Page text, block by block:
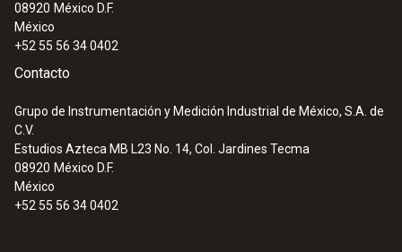
08920 México D.F.
México
+52 55 56 34 0402
Contacto
Grupo de Instrumentación y Medición Industrial de México, S.A. de
C.V.
Estudios Azteca MB L23 No. 14, Col. Jardines Tecma
08920 México D.F.
México
+52 55 56 34 0402